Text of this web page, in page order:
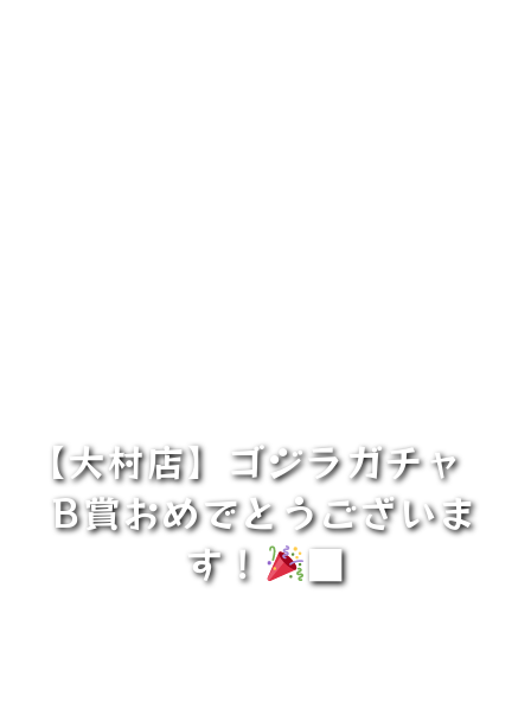
【大村店】ゴジラガチャ
B賞おめでとうございま
す！
■